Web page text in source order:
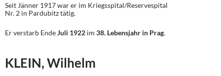
Seit Jänner 1917 war er im Kriegsspital/Reservespital
Nr. 2 in Pardubitz tätig.
Er verstarb EndeJuli 1922 im 38. Lebensjahr in Prag.
KLEIN, Wilhelm